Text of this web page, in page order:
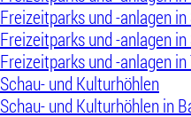
Freizeitparks und -anlagen
Freizeitparks und -anlagen
Freizeitparks und -anlagen
Schau- und Kulturhöhlen
Schau- und Kulturhöhlen in